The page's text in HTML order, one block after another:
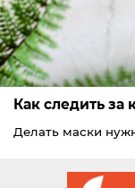
Как следить за
Делать маски